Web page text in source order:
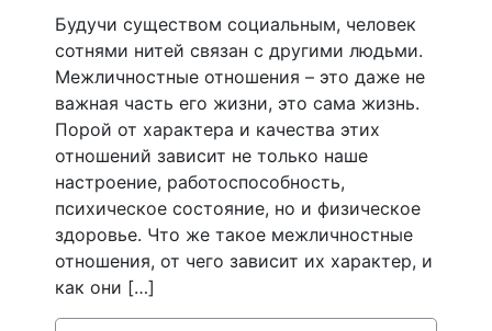
Будучи существом социальным, человек
сотнями нитей связан с другими людьми.
Межличностные отношения – это даже не
важная часть его жизни, это сама жизнь.
Порой от характера и качества этих
отношений зависит не только наше
настроение, работоспособность,
психическое состояние, но и физическое
здоровье. Что же такое межличностные
отношения, от чего зависит их характер, и
как они […]